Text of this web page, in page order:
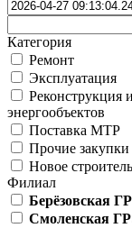
Категория
Ремонт
Эксплуатация
Реконструкция
энергообъектов
Поставка МТР
Прочие закупки
Новое
Филиал
Берёзовская
Смоленская